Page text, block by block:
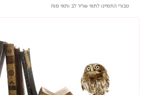
טבורי התמיינו לתאי שריר לב ותאי מוח